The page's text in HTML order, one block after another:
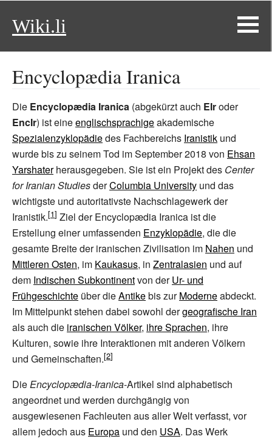
Wiki.li
Encyclopædia Iranica
Die Encyclopædia Iranica (abgekürzt auch EIroder
EncIr) ist eineenglischsprachigeakademische
Spezialenzyklopädiedes Fachbereichs Iranistik und
wurde bis zu seinem Tod im September 2018 von Ehsan
Yarshaterherausgegeben. Sie ist ein Projekt des Center
for Iranian StudiesderColumbia University und das
wichtigste und autoritativste Nachschlagewerk der
Iranistik.
Ziel der Encyclopædia Iranica ist die
Erstellung einer umfassenden Enzyklopädie, die die
gesamte Breite der iranischen Zivilisation im Nahen und
Mittleren Osten, im Kaukasus, in Zentralasien und auf
dem Indischen Subkontinentvon derUr- und
Frühgeschichte über dieAntikebis zurModerneabdeckt.
Im Mittelpunkt stehen dabei sowohl dergeografische Iran
als auch die iranischen Völker, ihre Sprachen, ihre
Kulturen, sowie ihre Interaktionen mit anderen Völkern
und Gemeinschaften.
DieEncyclopædia-Iranica-Artikel sind alphabetisch
angeordnet und werden durchgängig von
ausgewiesenen Fachleuten aus aller Welt verfasst, vor
allem jedoch aus Europa und den USA. Das Werk